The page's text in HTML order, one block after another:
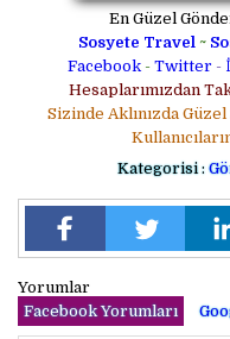
En Güzel
Sosyete Travel ~
Facebook- Twitter -
Hesaplarımızdan
Sizinde Aklınızda
Kategorisi :
Yorumlar
Facebook Yorumları